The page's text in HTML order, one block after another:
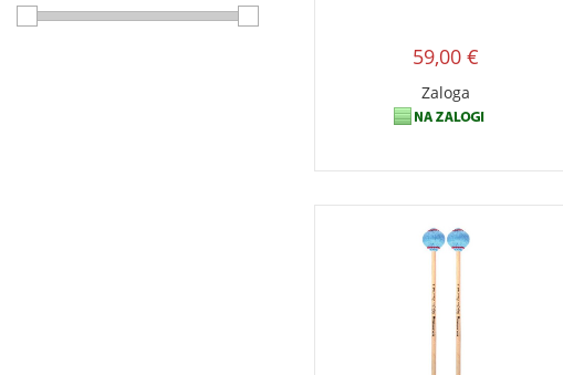
59,00 €
Zaloga